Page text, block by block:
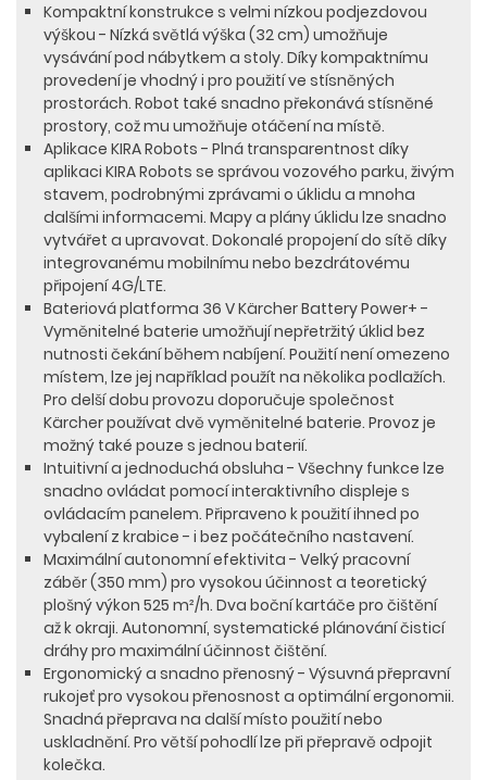
Kompaktní konstrukce s velmi nízkou podjezdovou
výškou - Nízká světlá výška (32 cm) umožňuje
vysávání pod nábytkem a stoly. Díky kompaktnímu
provedení je vhodný i pro použití ve stísněných
prostorách. Robot také snadno překonává stísněné
prostory, což mu umožňuje otáčení na místě.
Aplikace KIRA Robots - Plná transparentnost díky
aplikaci KIRA Robots se správou vozového parku, živým
stavem, podrobnými zprávami o úklidu a mnoha
dalšími informacemi. Mapy a plány úklidu lze snadno
vytvářet a upravovat. Dokonalé propojení do sítě díky
integrovanému mobilnímu nebo bezdrátovému
připojení 4G/LTE.
Bateriová platforma 36 V Kärcher Battery Power+ -
Vyměnitelné baterie umožňují nepřetržitý úklid bez
nutnosti čekání během nabíjení. Použití není omezeno
místem, lze jej například použít na několika podlažích.
Pro delší dobu provozu doporučuje společnost
Kärcher používat dvě vyměnitelné baterie. Provoz je
možný také pouze s jednou baterií.
Intuitivní a jednoduchá obsluha - Všechny funkce lze
snadno ovládat pomocí interaktivního displeje s
ovládacím panelem. Připraveno k použití ihned po
vybalení z krabice - i bez počátečního nastavení.
Maximální autonomní efektivita - Velký pracovní
záběr (350 mm) pro vysokou účinnost a teoretický
plošný výkon 525 m²/h. Dva boční kartáče pro čištění
až k okraji. Autonomní, systematické plánování čisticí
dráhy pro maximální účinnost čištění.
Ergonomický a snadno přenosný - Výsuvná přepravní
rukojeť pro vysokou přenosnost a optimální ergonomii.
Snadná přeprava na další místo použití nebo
uskladnění. Pro větší pohodlí lze při přepravě odpojit
kolečka.